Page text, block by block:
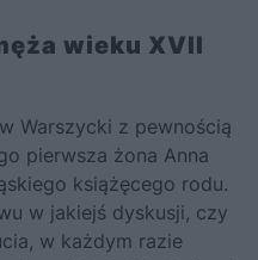
wieku XVII
Warszycki z pewnością
pierwsza żona Anna
książęcego rodu.
w jakiejś dyskusji, czy
w każdym razie